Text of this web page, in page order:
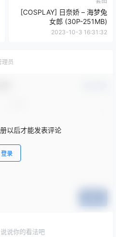
[COSPLAY] 日奈娇 – 海梦兔
女郎 (30P-251MB)
2023-10-3 16:31:32
理员
以后才能发表评论
登录
说你的看法吧